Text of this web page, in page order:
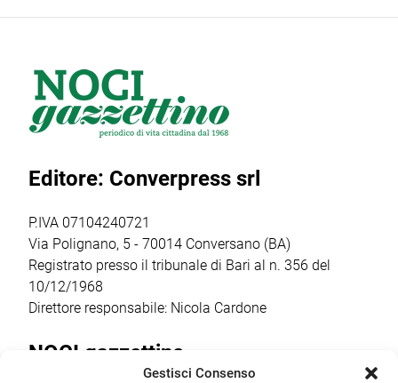
Gnostra Kids
merita un plauso
particolare perché
palcoscenico di
ha coinvolto
manifestazione,
presenta la
masterclass
“Catturare il reale
il corto
condotta dalla
regista,
sceneggiatrice […]
Editore: Converpress srl
P.IVA 07104240721
Via Polignano, 5 - 70014 Conversano (BA)
Registrato presso il tribunale di Bari al n. 356 del
10/12/1968
Direttore responsabile: Nicola Cardone
NOCI gazzettino
Gestisci Consenso